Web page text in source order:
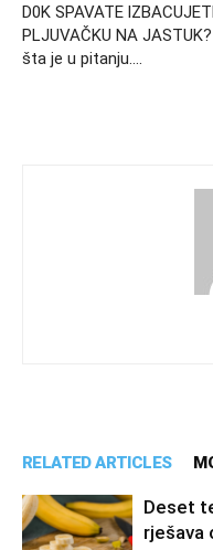
D0K SPAVATE
PLJUVAČKU NA
šta je u pitanju….
RELATED ARTICLES
Deset
rješava